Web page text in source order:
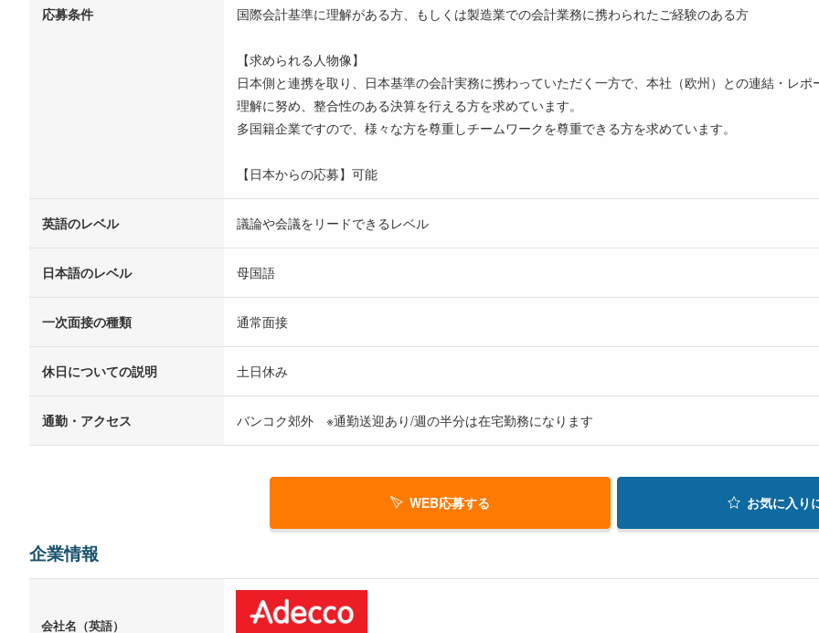
応募条件
国際会計基準に理解がある方、もしくは製造業での会計業務に携わられたご経験のある方
【求められる人物像】
日本側と連携を取り、日本基準の会計実務に携わっていただく一方で、本社（欧州）との連結・レ
理解に努め、整合性のある決算を行える方を求めています。
多国籍企業ですので、様々な方を尊重しチームワークを尊重できる方を求めています。
【日本からの応募】可能
英語のレベル 議論や会議をリードできるレベル
日本語のレベル 母国語
一次面接の種類 通常面接
休日についての説明 土日休み
通勤・アクセス バンコク郊外 ※通勤送迎あり/週の半分は在宅勤務になります
WEB応募する お気に入り
企業情報
会社名（英語）